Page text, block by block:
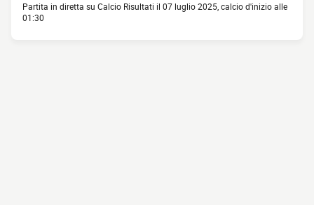
Partita in diretta su Calcio Risultati il 07 luglio 2025, calcio d'inizio alle
01:30